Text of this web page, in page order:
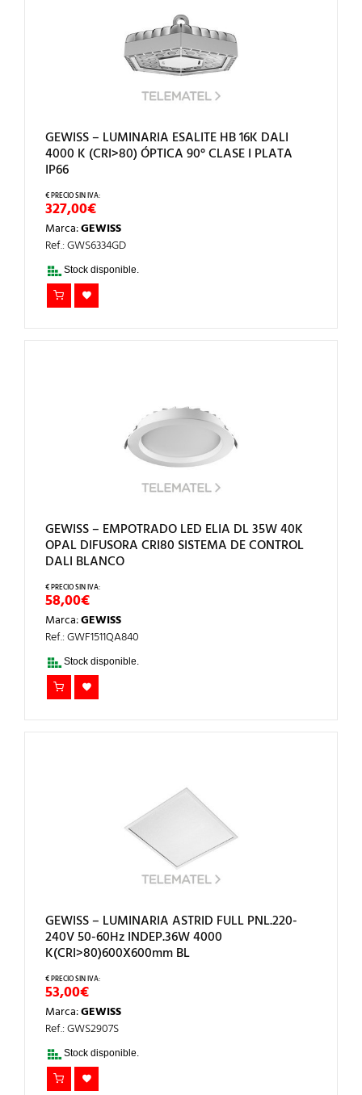
GEWISS – LUMINARIA ESALITE HB 16K DALI
4000 K (CRI>80) ÓPTICA 90° CLASE I PLATA
IP66
327,00€
Marca:GEWISS
Ref.: GWS6334GD
Stock disponible.
GEWISS – EMPOTRADO LED ELIA DL 35W 40K
OPAL DIFUSORA CRI80 SISTEMA DE CONTROL
DALI BLANCO
58,00€
Marca:GEWISS
Ref.: GWF1511QA840
Stock disponible.
GEWISS – LUMINARIA ASTRID FULL PNL.220-
240V 50-60Hz INDEP.36W 4000
K(CRI>80)600X600mm BL
53,00€
Marca:GEWISS
Ref.: GWS2907S
Stock disponible.